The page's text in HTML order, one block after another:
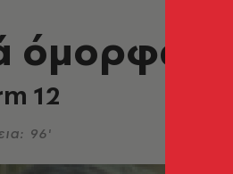
όμορφα
12
96'